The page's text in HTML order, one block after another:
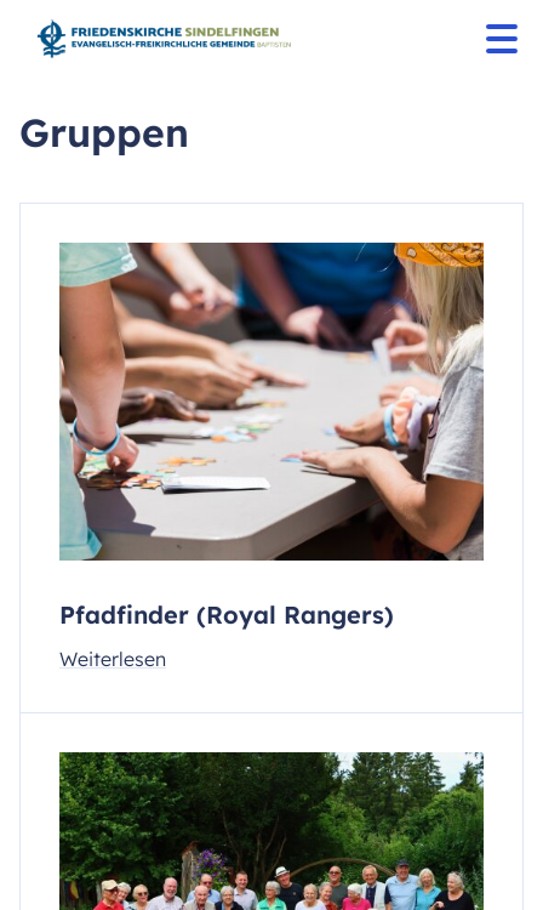
Gruppen
Pfadfinder (Royal Rangers)
Weiterlesen